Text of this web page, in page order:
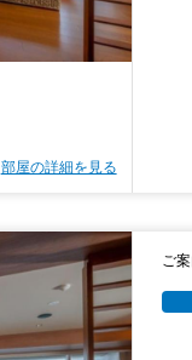
部屋の詳細を見る
ご